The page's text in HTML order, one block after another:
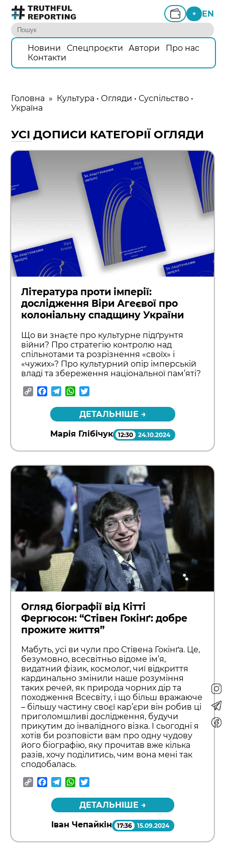
+ EN
Новини Спецпроєкти Автори
Про нас
Контакти
Головна » Культура • Огляди • Суспільство •
Україна
УСІ ДОПИСИ КАТЕГОРІЇ ОГЛЯДИ
Література проти імперії:
дослідження Віри Агеєвої про
колоніальну спадщину України
Що ви знаєте про культурне підґрунтя
війни? Про стратегію контролю над
спільнотами та розрізнення «своїх» і
«чужих»? Про культурний опір імперській
владі та збереження національної пам’яті?
CopyFacebook
TelegramWhatsApp
ДЕТАЛЬНІШЕ →
Марія Глібічук 12:30 24.10.2024
Огляд біографії від Кітті
Фергюсон: “Стівен Гокінґ: добре
прожите життя”
Мабуть, усі ви чули про Стівена Гокінґа. Це,
безумовно, всесвітньо відоме ім’я,
видатний фізик, космолог, чиї відкриття
кардинально змінили наше розуміння
таких речей, як природа чорних дір та
походження Всесвіту, і що більш вражаюче
– більшу частину своєї кар’єри він робив ці
приголомшливі дослідження, будучи
прикутим до інвалідного візка. І сьогодні я
хотів би розповісти вам про одну чудову
його біографію, яку прочитав вже кілька
разів, хочу поділитись, чим вона мені так
сподобалась.
CopyFacebook
TelegramWhatsApp
ДЕТАЛЬНІШЕ →
Іван Чепайкін 17:36 15.09.2024